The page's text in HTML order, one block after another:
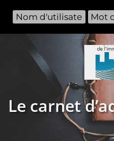
Le carnet